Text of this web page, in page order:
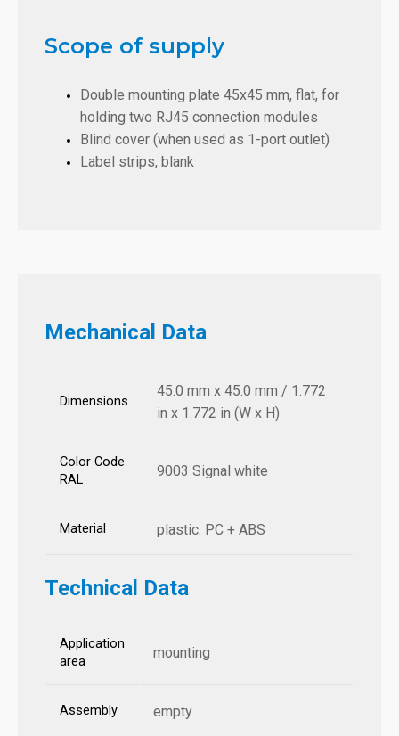
Scope of supply
Double mounting plate 45x45 mm, flat, for
holding two RJ45 connection modules
Blind cover (when used as 1-port outlet)
Label strips, blank
Mechanical Data
Dimensions
45.0 mm x 45.0 mm / 1.772
in x 1.772 in (W x H)
Color Code
RAL
9003 Signal white
Material plastic: PC + ABS
Technical Data
Application
area
mounting
Assembly empty